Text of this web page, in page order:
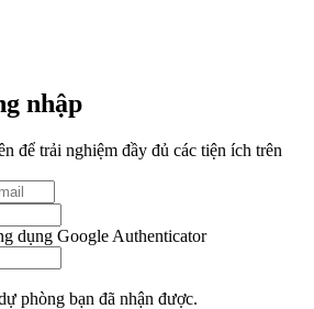
nhập
để trải nghiệm đầy đủ các tiện ích trên
dụng Google Authenticator
phòng bạn đã nhận được.